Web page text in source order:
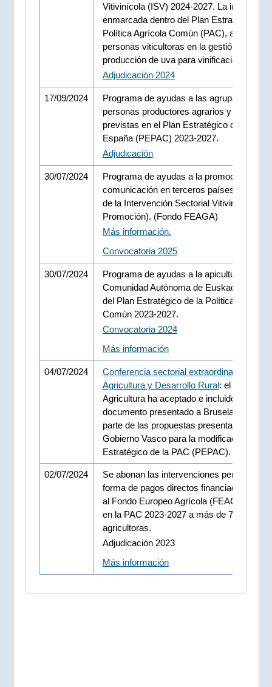
Vitivinícola (ISV) 2024-2027. La iniciativa,
enmarcada dentro del Plan Estratégico de
Política Agrícola Común (PAC), apoya a
personas viticultoras en la gestión de la
producción de uva para vinificación.
Adjudicación 2024
17/09/2024
Programa de ayudas a las agrupaciones
personas productores agrarios y forestales
previstas en el Plan Estratégico de la PAC
España (PEPAC) 2023-2027.
Adjudicación
30/07/2024
Programa de ayudas a la promoción y
comunicación en terceros países del
de la Intervención Sectorial Vitivinícola
Promoción). (Fondo FEAGA)
Más información.
Convocatoria 2025
30/07/2024
Programa de ayudas a la apicultura en la
Comunidad Autónoma de Euskadi, en el
del Plan Estratégico de la Política Agrícola
Común 2023-2027.
Convocatoria 2024
Más información
04/07/2024
Conferencia sectorial extraordinaria de
Agricultura y Desarrollo Rural: el
Agricultura ha aceptado e incluido en el
documento presentado a Bruselas, la
parte de las propuestas presentadas por el
Gobierno Vasco para la modificación del
Estratégico de la PAC (PEPAC).
02/07/2024
Se abonan las intervenciones pendientes
forma de pagos directos financiadas con
al Fondo Europeo Agrícola (FEAGA),
en la PAC 2023-2027 a más de 7.100
agricultoras.
Adjudicación 2023
Más información